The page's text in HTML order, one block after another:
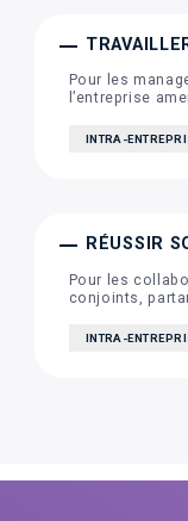
Pour les
l’entreprise
INTRA-
RÉUSSIR
Pour les
conjoints,
INTRA-